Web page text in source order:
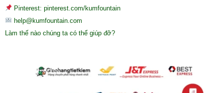
Pinterest: pinterest.com/kumfountain
help@kumfountain.com
Làm thế nào chúng ta có thể giúp đỡ?